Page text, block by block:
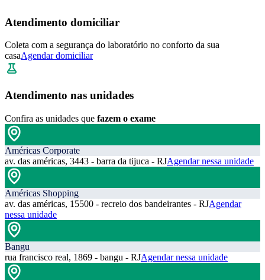
Atendimento domiciliar
Coleta com a segurança do laboratório no conforto da sua
casaAgendar domiciliar
Atendimento nas unidades
Confira as unidades que fazem o exame
Américas Corporate
av. das américas, 3443 - barra da tijuca - RJAgendar nessa unidade
Américas Shopping
av. das américas, 15500 - recreio dos bandeirantes - RJAgendar
nessa unidade
Bangu
rua francisco real, 1869 - bangu - RJAgendar nessa unidade